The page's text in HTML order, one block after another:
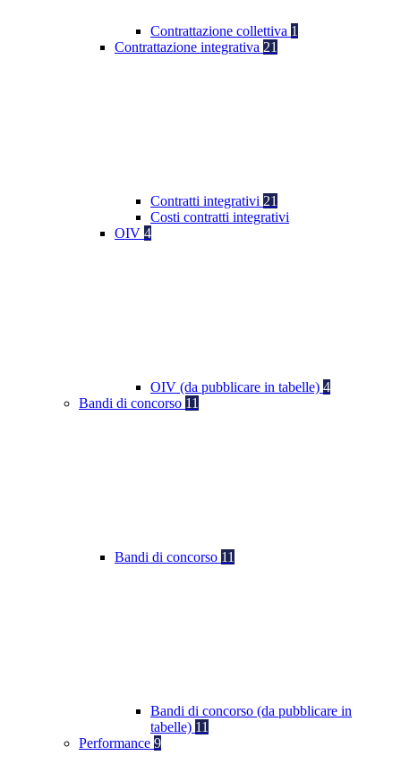
Contrattazione collettiva 1
Contrattazione integrativa 21
Contratti integrativi 21
Costi contratti integrativi
OIV 4
OIV (da pubblicare in tabelle) 4
Bandi di concorso 11
Bandi di concorso 11
Bandi di concorso (da pubblicare in
tabelle) 11
Performance 9